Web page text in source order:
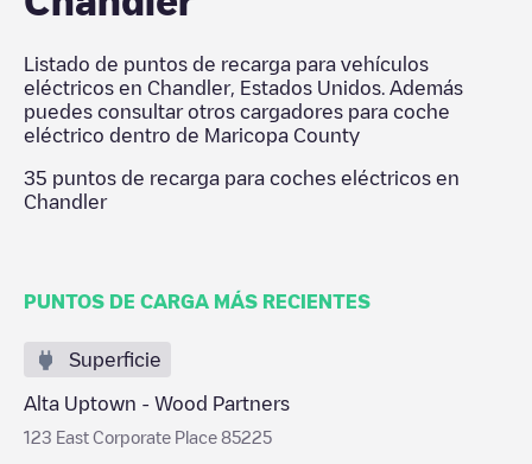
Listado de puntos de recarga para vehículos
eléctricos en Chandler, Estados Unidos . Además
puedes consultar otros cargadores para coche
eléctrico dentro de Maricopa County
35 puntos de recarga para coches eléctricos en
Chandler
PUNTOS DE CARGA MÁS RECIENTES
Superficie
Alta Uptown - Wood Partners
123 East Corporate Place 85225